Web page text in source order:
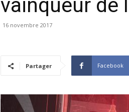
vainqueur de
16 novembre 2017
Partager Facebook